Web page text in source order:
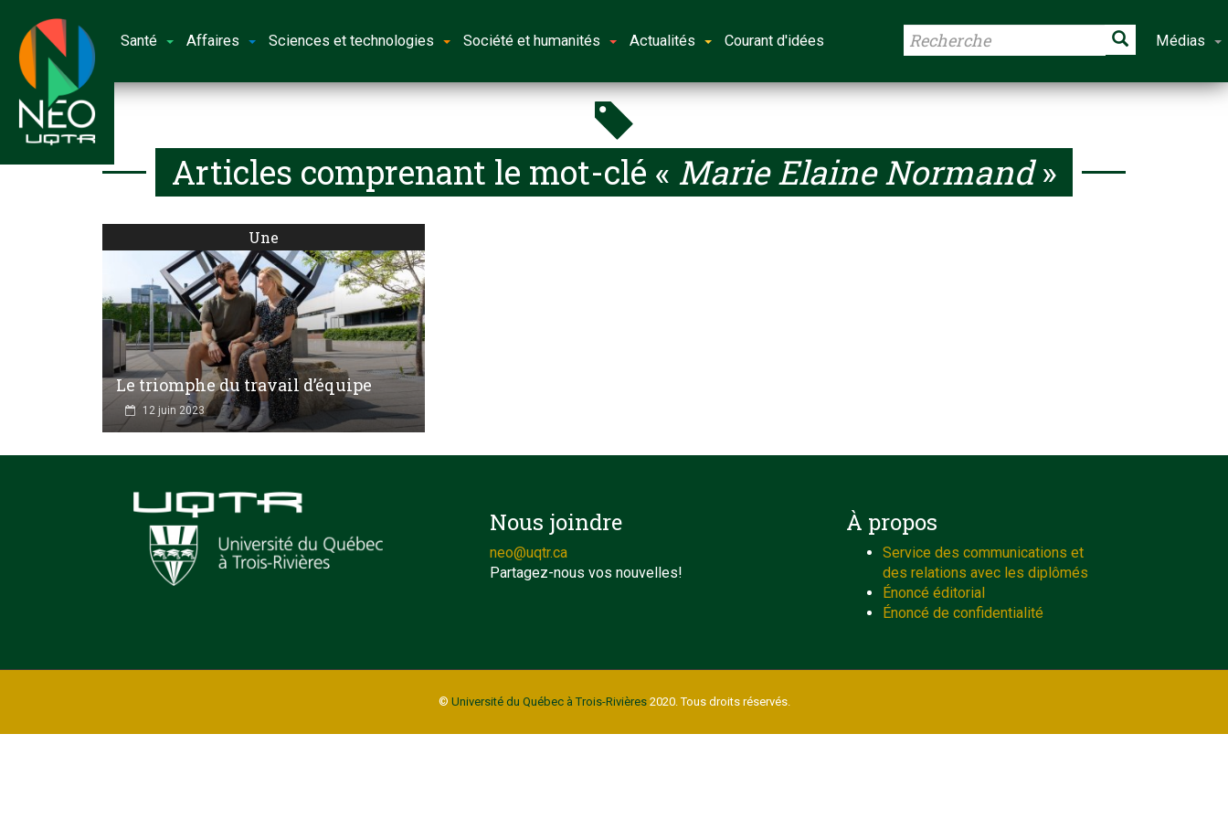
Santé Affaires Sciences et technologies Société et humanités Actualités Courant d'idées Médias
Articles comprenant le mot-clé « Marie Elaine Normand»
Une
Le triomphe du travail d’équipe
12 juin 2023
Nous joindre
neo@uqtr.ca
Partagez-nous vos nouvelles!
À propos
Service des communications et
des relations avec les diplômés
Énoncé éditorial
Énoncé de confidentialité
© Université du Québec à Trois-Rivières2020. Tous droits réservés.